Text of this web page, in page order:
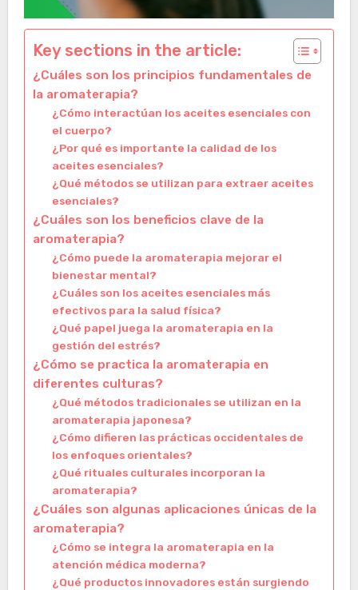
Key sections in the article:
¿Cuáles son los principios fundamentales de
la aromaterapia?
¿Cómo interactúan los aceites esenciales con
el cuerpo?
¿Por qué es importante la calidad de los
aceites esenciales?
¿Qué métodos se utilizan para extraer aceites
esenciales?
¿Cuáles son los beneficios clave de la
aromaterapia?
¿Cómo puede la aromaterapia mejorar el
bienestar mental?
¿Cuáles son los aceites esenciales más
efectivos para la salud física?
¿Qué papel juega la aromaterapia en la
gestión del estrés?
¿Cómo se practica la aromaterapia en
diferentes culturas?
¿Qué métodos tradicionales se utilizan en la
aromaterapia japonesa?
¿Cómo difieren las prácticas occidentales de
los enfoques orientales?
¿Qué rituales culturales incorporan la
aromaterapia?
¿Cuáles son algunas aplicaciones únicas de la
aromaterapia?
¿Cómo se integra la aromaterapia en la
atención médica moderna?
¿Qué productos innovadores están surgiendo